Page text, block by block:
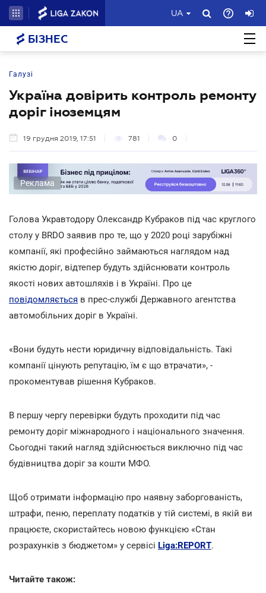
UA
БІЗНЕС
Галузі
Україна довірить контроль ремонту
доріг іноземцям
19 грудня 2019, 17:51 781 0
Реклама
Голова Укравтодору Олександр Кубраков під час круглого
столу у BRDO заявив про те, що у 2020 році зарубіжні
компанії, які професійно займаються наглядом над
якістю доріг, відтепер будуть здійснювати контроль
якості нових автошляхів і в Україні. Про це
повідомляється в прес-службі Державного агентства
автомобільних доріг в Україні.
«Вони будуть нести юридичну відповідальність. Такі
компанії цінують репутацію, їм є що втрачати», -
прокоментував рішення Кубраков.
В першу чергу перевірки будуть проходити під час
ремонту доріг міжнародного і національного значення.
Сьогодні такий нагляд здійснюється виключно під час
будівництва доріг за кошти МФО.
Щоб отримати інформацію про наявну заборгованість,
штрафи, пеню, переплату податків у тій системі, в якій ви
працюєте, скористайтесь новою функцією «Стан
розрахунків з бюджетом» у сервісі Liga:REPORT.
Читайте також: